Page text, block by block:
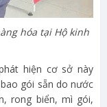
hóa tại Hộ kinh
hiện cơ sở này
gói sẵn do nước
rong biển, mì gói,